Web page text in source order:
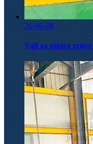
26-06-08
Vali za mpira